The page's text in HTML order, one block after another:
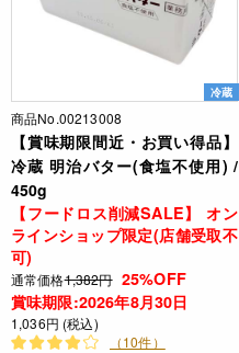
冷蔵
商品No.00213008
【賞味期限間近・お買い得品】
冷蔵 明治バター(食塩不使用) /
450g
【フードロス削減SALE】 オン
ラインショップ限定(店舗受取不
可)
通常価格1,382円 25%OFF
賞味期限:2026年8月30日
1,036円 (税込)
（10件）